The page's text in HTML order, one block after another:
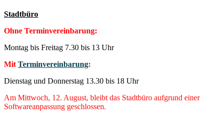
Stadtbüro
Ohne Terminvereinbarung:
Montag bis Freitag 7.30 bis 13 Uhr
Mit Terminvereinbarung:
Dienstag und Donnerstag 13.30 bis 18 Uhr
Am Mittwoch, 12. August, bleibt das Stadtbüro aufgrund einer
Softwareanpassung geschlossen.